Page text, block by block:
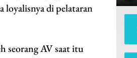
loyalisnya di pelataran
seorang AV saat itu